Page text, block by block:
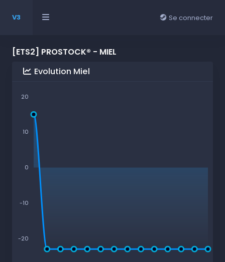
V3 Se connecter
[ETS2] PROSTOCK® - MIEL
Evolution Miel
20
10
0
-10
-20